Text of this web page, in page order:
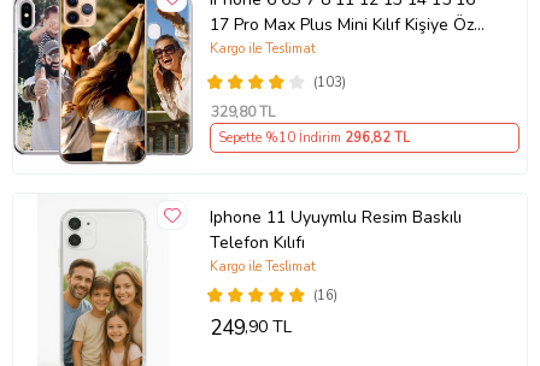
17 Pro Max Plus Mini Kılıf Kişiye Özel
Resimli Fotoğraflı Silikon
(103)
Kargo ile Teslimat
329,80 TL
Sepette %10 İndirim 296,82 TL
Iphone 11 Uyuymlu Resim Baskılı
Telefon Kılıfı
(16)
Kargo ile Teslimat
249,90 TL